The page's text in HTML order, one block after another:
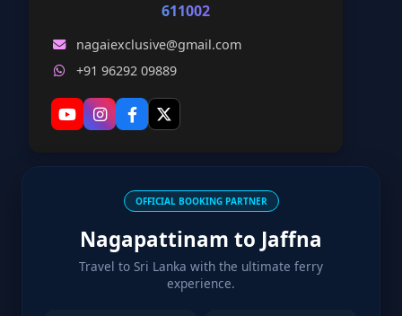
611002
nagaiexclusive@gmail.com
+91 96292 09889
OFFICIAL BOOKING PARTNER
Nagapattinam to Jaffna
Travel to Sri Lanka with the ultimate ferry
experience.